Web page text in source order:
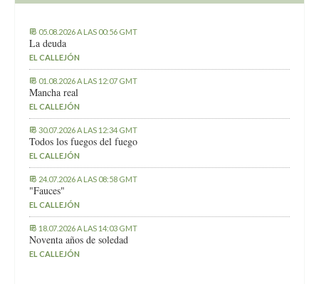
05.08.2026 A LAS 00:56 GMT
La deuda
EL CALLEJÓN
01.08.2026 A LAS 12:07 GMT
Mancha real
EL CALLEJÓN
30.07.2026 A LAS 12:34 GMT
Todos los fuegos del fuego
EL CALLEJÓN
24.07.2026 A LAS 08:58 GMT
"Fauces"
EL CALLEJÓN
18.07.2026 A LAS 14:03 GMT
Noventa años de soledad
EL CALLEJÓN